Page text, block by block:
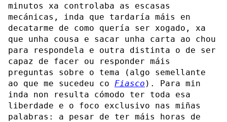
minutos xa controlaba as escasas
mecánicas, inda que tardaría máis en
decatarme de como quería ser xogado, xa
que unha cousa e sacar unha carta ao chou
para respondela e outra distinta o de ser
capaz de facer ou responder máis
preguntas sobre o tema (algo semellante
ao que me sucedeu co Fiasco ). Para min
inda non resulta cómodo ter toda esa
liberdade e o foco exclusivo nas miñas
palabras: a pesar de ter máis horas de